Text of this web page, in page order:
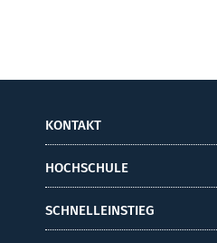
KONTAKT
HOCHSCHULE
SCHNELLEINSTIEG